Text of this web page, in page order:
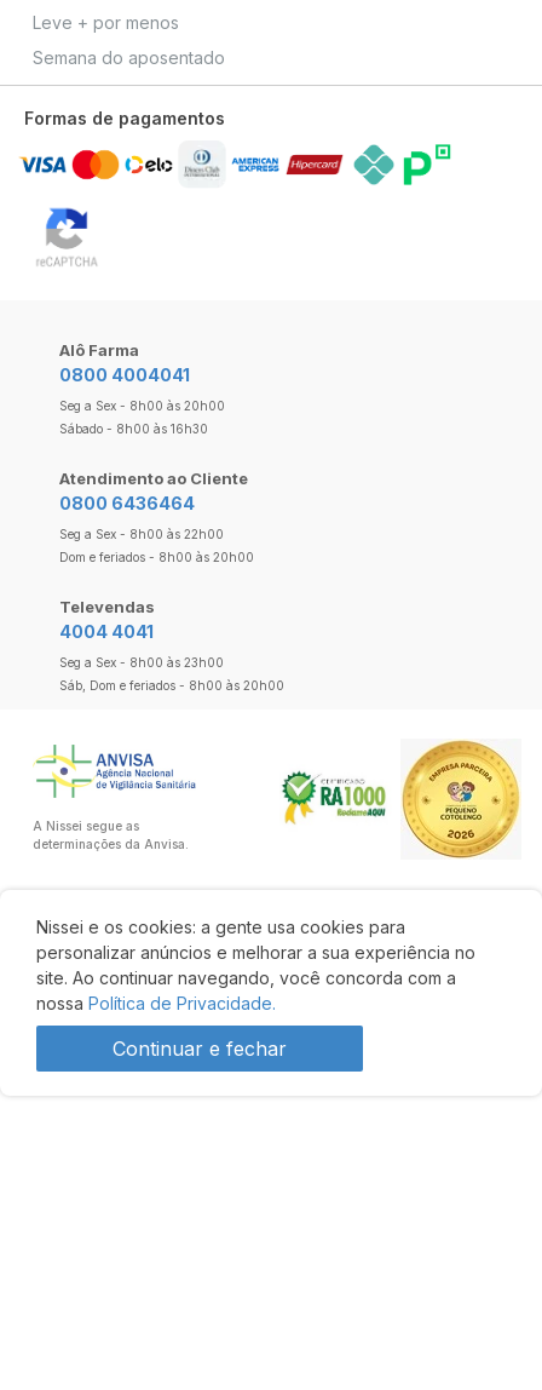
Nissei e os cookies: a gente usa cookies para
personalizar anúncios e melhorar a sua experiência no
site. Ao continuar navegando, você concorda com a
nossa Política de Privacidade.
Continuar e fechar
Leve + por menos
Semana do aposentado
Formas de pagamentos
Alô Farma
0800 4004041
Seg a Sex - 8h00 às 20h00
Sábado - 8h00 às 16h30
Atendimento ao Cliente
0800 6436464
Seg a Sex - 8h00 às 22h00
Dom e feriados - 8h00 às 20h00
Televendas
4004 4041
Seg a Sex - 8h00 às 23h00
Sáb, Dom e feriados - 8h00 às 20h00
A Nissei segue as
determinações da Anvisa.